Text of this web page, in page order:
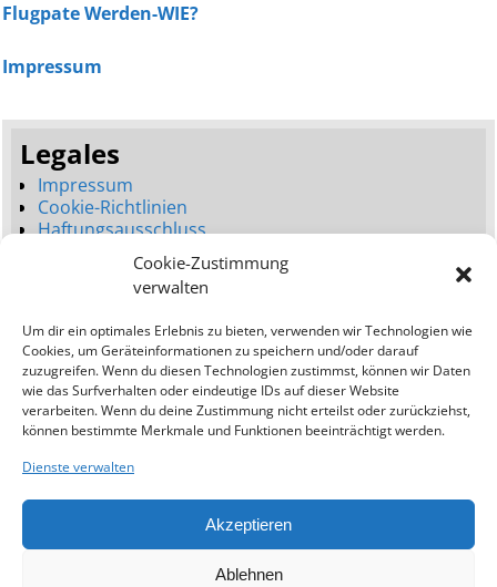
Cookie-Zustimmung
verwalten
Um dir ein optimales Erlebnis zu bieten, verwenden wir Technologien wie
Cookies, um Geräteinformationen zu speichern und/oder darauf
zuzugreifen. Wenn du diesen Technologien zustimmst, können wir Daten
wie das Surfverhalten oder eindeutige IDs auf dieser Website
verarbeiten. Wenn du deine Zustimmung nicht erteilst oder zurückziehst,
können bestimmte Merkmale und Funktionen beeinträchtigt werden.
Dienste verwalten
Akzeptieren
Ablehnen
Flugpate Werden-WIE?
Impressum
Legales
Impressum
Cookie-Richtlinien
Haftungsausschluss
Datenschutzerklärung
Seitenbaum
Neues Webdesign (Launch)
Webdesign Umgestaltung (Relaunch)
Bessere Platzierungen (SEO)
Addresse:
Ostseewebagentur
Protaras (Famagusta)
Zypern